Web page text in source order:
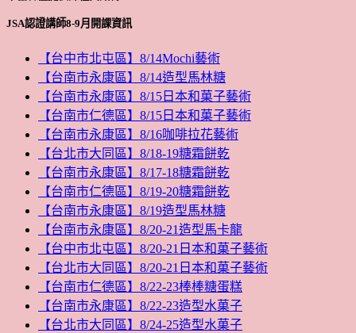
JSA認證講師8-9月開課資訊
【台中市北屯區】8/14Mochi藝術
【台南市永康區】8/14造型馬林糖
【台南市永康區】8/15日本和菓子藝術
【台南市仁德區】8/15日本和菓子藝術
【台南市永康區】8/16咖啡拉花藝術
【台北市大同區】8/18-19糖霜餅乾
【台南市永康區】8/17-18糖霜餅乾
【台南市仁德區】8/19-20糖霜餅乾
【台南市永康區】8/19造型馬林糖
【台南市永康區】8/20-21造型馬卡龍
【台中市北屯區】8/20-21日本和菓子藝術
【台北市大同區】8/20-21日本和菓子藝術
【台南市仁德區】8/22-23棒棒糖蛋糕
【台南市永康區】8/22-23造型水菓子
【台北市大同區】8/24-25造型水菓子